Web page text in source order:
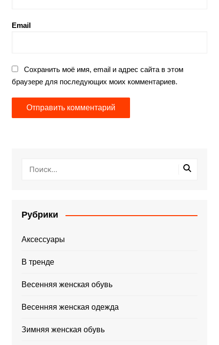
Email
Сохранить моё имя, email и адрес сайта в этом
браузере для последующих моих комментариев.
Рубрики
Аксессуары
В тренде
Весенняя женская обувь
Весенняя женская одежда
Зимняя женская обувь